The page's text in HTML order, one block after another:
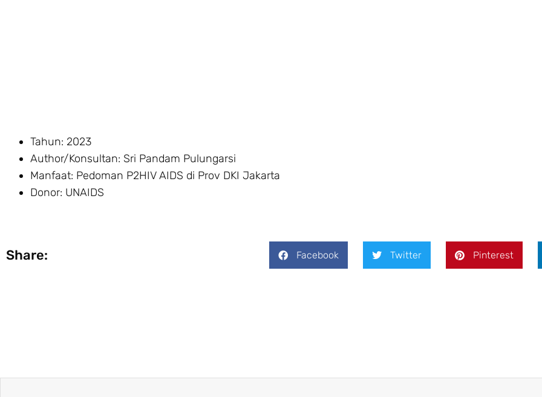
Tahun: 2023
Author/Konsultan: Sri Pandam Pulungarsi
Manfaat: Pedoman P2HIV AIDS di Prov DKI Jakarta
Donor: UNAIDS
Share: Facebook Twitter Pinterest